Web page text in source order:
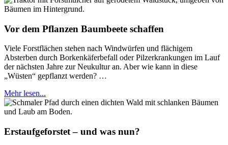
Vor dem Pflanzen Baumbeete schaffen
Viele Forstflächen stehen nach Windwürfen und flächigem
Absterben durch Borkenkäferbefall oder Pilzerkrankungen im Lauf
der nächsten Jahre zur Neukultur an. Aber wie kann in diese
„Wüsten“ gepflanzt werden? …
Mehr lesen...
Erstaufgeforstet – und was nun?